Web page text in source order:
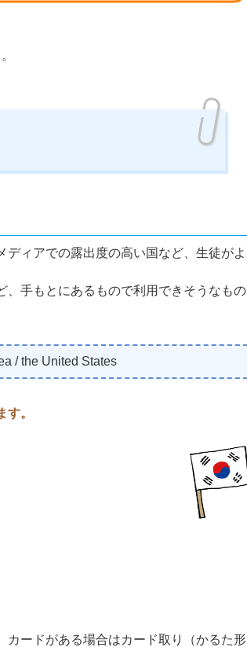
ィアでの露出度の高い国など、生徒がよ
、手もとにあるもので利用できそうなもの
/ the United States
。
カードがある場合はカード取り（かるた形